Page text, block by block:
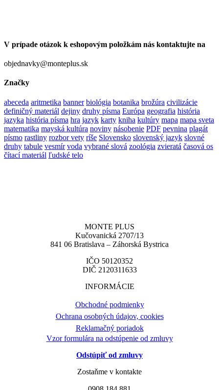
V prípade otázok k eshopovým položkám nás kontaktujte na
objednavky@monteplus.sk
Značky
abeceda aritmetika banner biológia botanika brožúra civilizácie
definičný materiál dejiny druhy písma Európa geografia história
jazyka história písma hra jazyk karty kniha kultúry mapa mapa sveta
matematika mayská kultúra noviny násobenie PDF pevnina plagát
písmo rastliny rozbor vety ríše Slovensko slovenský jazyk slovné
druhy tabule vesmír voda vybrané slová zoológia zvieratá časová os
čítací materiál ľudské telo
MONTE PLUS
Kučovanická 2707/13
841 06 Bratislava – Záhorská Bystrica
IČO 50120352
DIČ 2120311633
INFORMÁCIE
Obchodné podmienky
Ochrana osobných údajov, cookies
Reklamačný poriadok
Vzor formulára na odstúpenie od zmluvy
Odstúpiť od zmluvy
Zostaňme v kontakte